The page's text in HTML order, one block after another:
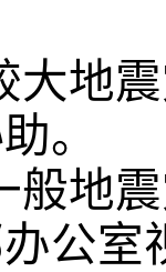
大地
。
般地
公室